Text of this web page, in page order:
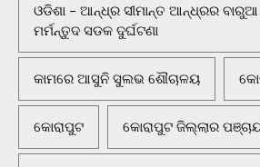
ଓଡିଶା - ଆନ୍ଧ୍ର ସୀମାନ୍ତ ଆନ୍ଧ୍ରର
ମର୍ମନ୍ତୁଦ ସଡକ ଦୁର୍ଘଟଣା
କାମରେ ଆସୁନି ସୁଲଭ ଶୌଚାଳୟ
କୋରାପୁଟ କୋରାପୁଟ ଜିଲ୍ଲାର